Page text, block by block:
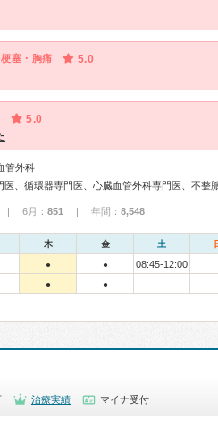
塞・胸痛 5.0
5.0
管外科
| 6月： 851 | 年間： 8,548
木 金 土
● ●
08:45-12:00
● ●
治療実績 マイナ受付